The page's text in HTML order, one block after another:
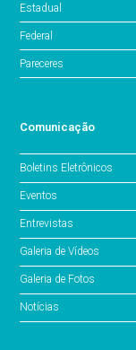
Estadual
Federal
Pareceres
Comunicação
Boletins Eletrônicos
Eventos
Entrevistas
Galeria de Vídeos
Galeria de Fotos
Notícias